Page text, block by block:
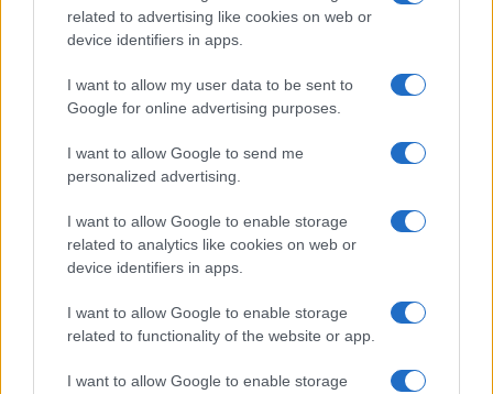
related to advertising like cookies on web or
device identifiers in apps.
I want to allow my user data to be sent to
Google for online advertising purposes.
I want to allow Google to send me
personalized advertising.
I want to allow Google to enable storage
related to analytics like cookies on web or
device identifiers in apps.
I want to allow Google to enable storage
related to functionality of the website or app.
I want to allow Google to enable storage
Sri Lanka: itinerari tra spiritualità, architettura e
spiagge paradisiache
LIFESTYLE